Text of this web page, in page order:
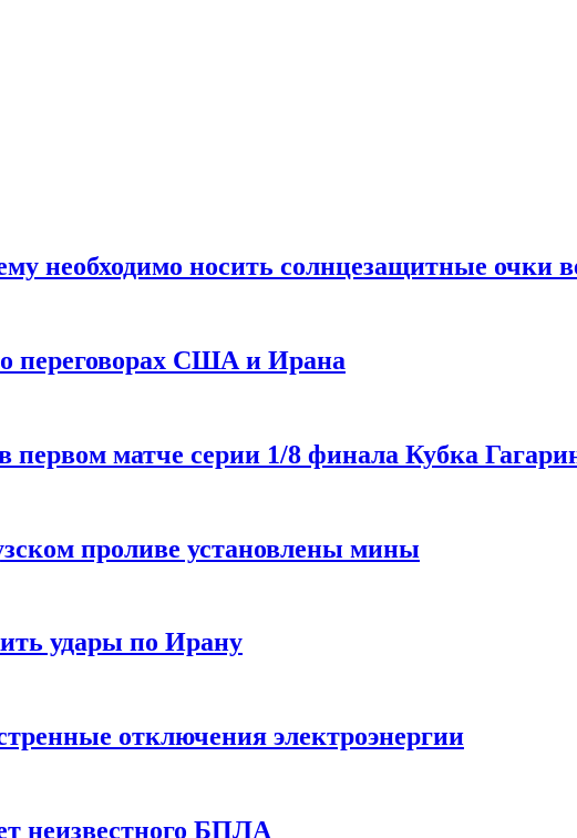
необходимо носить солнцезащитные очки
переговорах США и Ирана
матче серии 1/8 финала Кубка
проливе установлены мины
удары по Ирану
отключения электроэнергии
неизвестного БПЛА